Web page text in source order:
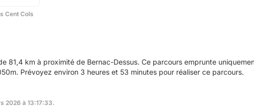
Cent Cols
81,4 km à proximité de Bernac-Dessus. Ce parcours emprunte
Prévoyez environ 3 heures et 53 minutes pour réaliser ce parcours.
2026 à 13:17:33.